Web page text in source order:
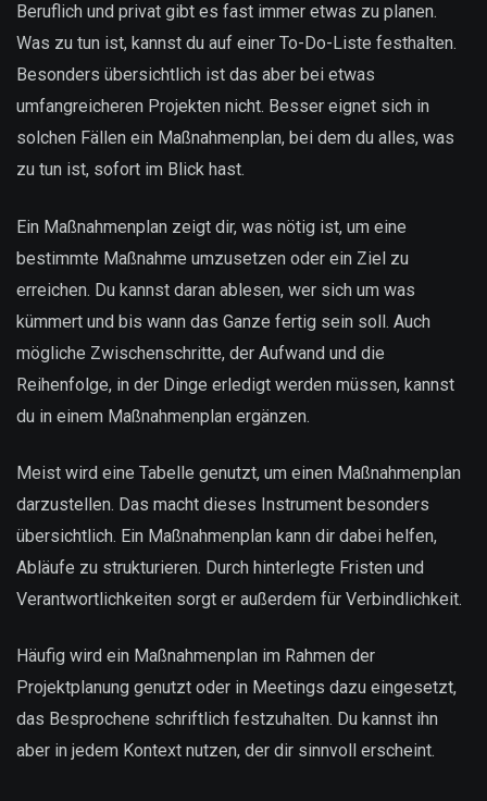
Beruflich und privat gibt es fast immer etwas zu planen.
Was zu tun ist, kannst du auf einer To-Do-Liste festhalten.
Besonders übersichtlich ist das aber bei etwas
umfangreicheren Projekten nicht. Besser eignet sich in
solchen Fällen ein Maßnahmenplan, bei dem du alles, was
zu tun ist, sofort im Blick hast.
Ein Maßnahmenplan zeigt dir, was nötig ist, um eine
bestimmte Maßnahme umzusetzen oder ein Ziel zu
erreichen. Du kannst daran ablesen, wer sich um was
kümmert und bis wann das Ganze fertig sein soll. Auch
mögliche Zwischenschritte, der Aufwand und die
Reihenfolge, in der Dinge erledigt werden müssen, kannst
du in einem Maßnahmenplan ergänzen.
Meist wird eine Tabelle genutzt, um einen Maßnahmenplan
darzustellen. Das macht dieses Instrument besonders
übersichtlich. Ein Maßnahmenplan kann dir dabei helfen,
Abläufe zu strukturieren. Durch hinterlegte Fristen und
Verantwortlichkeiten sorgt er außerdem für Verbindlichkeit.
Häufig wird ein Maßnahmenplan im Rahmen der
Projektplanung genutzt oder in Meetings dazu eingesetzt,
das Besprochene schriftlich festzuhalten. Du kannst ihn
aber in jedem Kontext nutzen, der dir sinnvoll erscheint.